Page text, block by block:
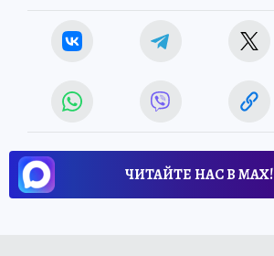
ЧИТАЙТЕ НАС В МАХ!